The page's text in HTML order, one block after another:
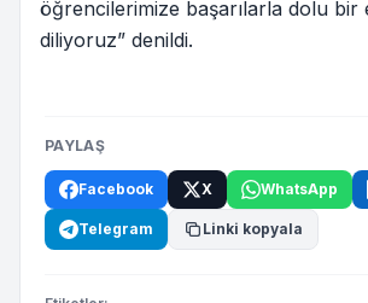
öğrencilerimize başarılarla dolu bir
diliyoruz” denildi.
PAYLAŞ
Facebook X WhatsApp
Telegram Linki kopyala